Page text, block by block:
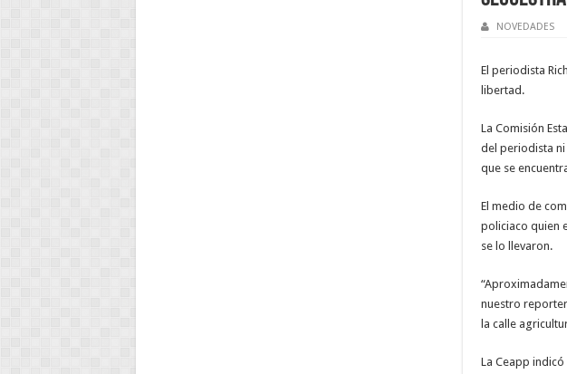
NOVEDADES
El periodista
libertad.
La Comisión
del periodista
que se
El medio de
policiaco quien
se lo llevaron.
nuestro
la calle
La Ceapp